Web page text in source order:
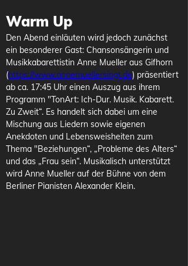
Warm Up
Den Abend einläuten wird jedoch zunächst
ein besonderer Gast: Chansonsängerin und
Musikkabarettistin Anne Mueller aus Gifhorn
(https://www.annemuellersingt.de) präsentiert
ab ca. 17:45 Uhr einen Auszug aus ihrem
Programm "TonArt: Ich-Dur. Musik. Kabarett.
Zu Zweit“. Es handelt sich dabei um eine
Mischung aus Liedern sowie eigenen
Anekdoten und Lebensweisheiten zum
Thema "Beziehungen“, „Probleme des Alters“
und das „Frau sein“. Musikalisch unterstützt
wird Anne Mueller auf der Bühne von dem
Berliner Pianisten Alexander Klein.